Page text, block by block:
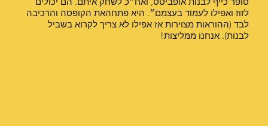
לזוז ואפילו לעמוד בעצמם״. היא פתחהאת הקופסה והרכיבה
לבד (ההוראות מצוירות אז אפילו לא צריך לקרוא בשביל
לבנות). אנחנו ממליצות!